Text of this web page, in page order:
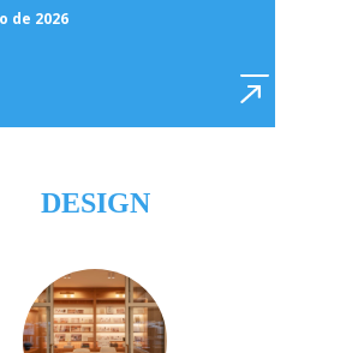
de 2026
DESIGN